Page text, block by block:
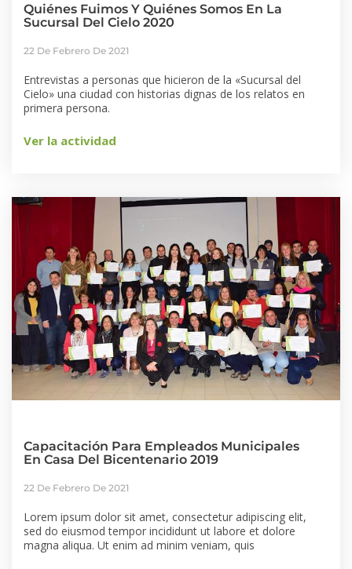
Quiénes Fuimos Y Quiénes Somos En La
Sucursal Del Cielo 2020
22 De Febrero De 2021
Entrevistas a personas que hicieron de la «Sucursal del
Cielo» una ciudad con historias dignas de los relatos en
primera persona.
Ver la actividad
Capacitación Para Empleados Municipales
En Casa Del Bicentenario 2019
22 De Febrero De 2021
Lorem ipsum dolor sit amet, consectetur adipiscing elit,
sed do eiusmod tempor incididunt ut labore et dolore
magna aliqua. Ut enim ad minim veniam, quis